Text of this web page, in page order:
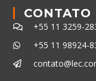
CONTATO
+55 11 3259-
+55 11 98924-